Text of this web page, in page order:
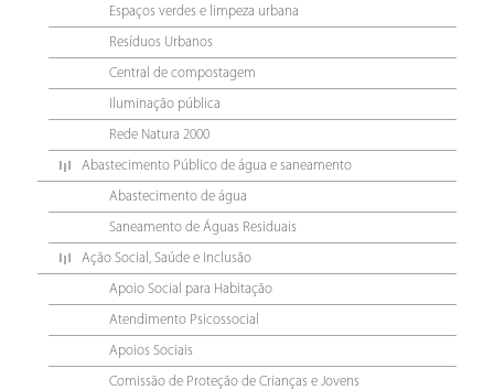
Espaços verdes e limpeza urbana
Resíduos Urbanos
Central de compostagem
Iluminação pública
Rede Natura 2000
Abastecimento Público de água e saneamento
Abastecimento de água
Saneamento de Águas Residuais
Ação Social, Saúde e Inclusão
Apoio Social para Habitação
Atendimento Psicossocial
Apoios Sociais
Comissão de Proteção de Crianças e Jovens